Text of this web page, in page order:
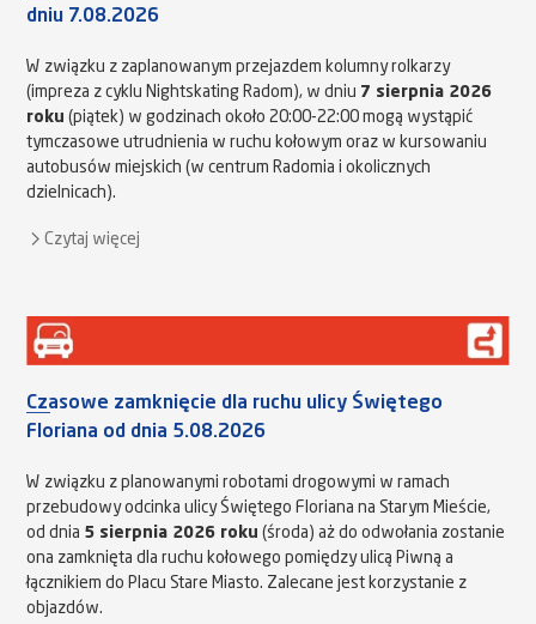
dniu 7.08.2026
W związku z zaplanowanym przejazdem kolumny rolkarzy
(impreza z cyklu Nightskating Radom), w dniu 7 sierpnia 2026
roku (piątek) w godzinach około 20:00-22:00 mogą wystąpić
tymczasowe utrudnienia w ruchu kołowym oraz w kursowaniu
autobusów miejskich (w centrum Radomia i okolicznych
dzielnicach).
Czytaj więcej
Czasowe zamknięcie dla ruchu ulicy Świętego
Floriana od dnia 5.08.2026
W związku z planowanymi robotami drogowymi w ramach
przebudowy odcinka ulicy Świętego Floriana na Starym Mieście,
od dnia 5 sierpnia 2026 roku (środa) aż do odwołania zostanie
ona zamknięta dla ruchu kołowego pomiędzy ulicą Piwną a
łącznikiem do Placu Stare Miasto. Zalecane jest korzystanie z
objazdów.